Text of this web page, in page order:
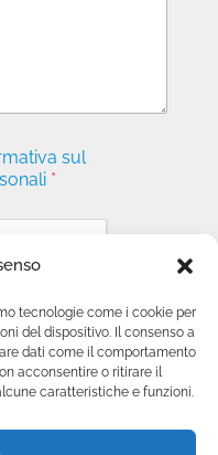
tecnologie come i cookie per
del dispositivo. Il consenso a
dati come il comportamento
acconsentire o ritirare il
caratteristiche e funzioni.
sul
*